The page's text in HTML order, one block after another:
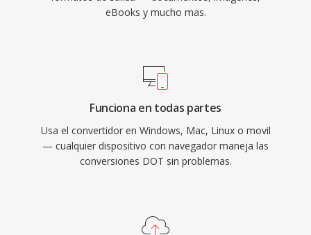
eBooks y mucho mas.
Funciona en todas partes
Usa el convertidor en Windows, Mac, Linux o movil
— cualquier dispositivo con navegador maneja las
conversiones DOT sin problemas.